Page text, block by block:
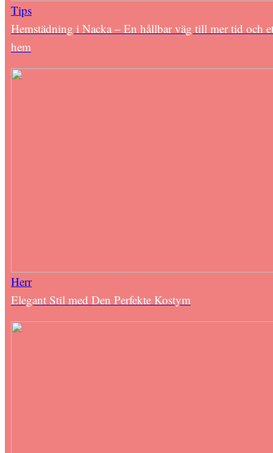
Tips
Hemstädning i Nacka – En hållbar väg till mer tid och
hem
Herr
Elegant Stil med Den Perfekte Kostym